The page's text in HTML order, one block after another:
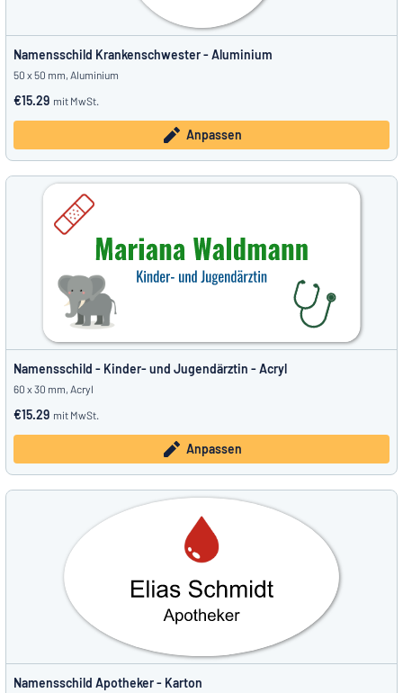
Namensschild Krankenschwester - Aluminium
50 x 50 mm, Aluminium
€15.29 mit MwSt.
Anpassen
Namensschild - Kinder- und Jugendärztin - Acryl
60 x 30 mm, Acryl
€15.29 mit MwSt.
Anpassen
Namensschild Apotheker - Karton